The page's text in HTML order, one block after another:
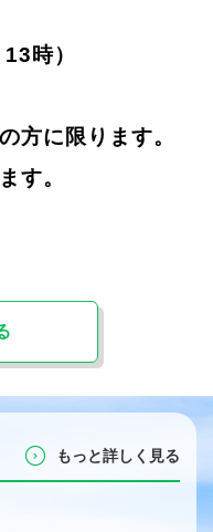
）
方に限ります。
す。
もっと詳しく⾒る